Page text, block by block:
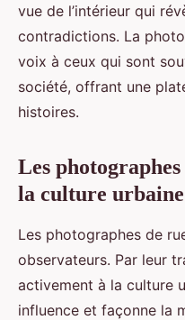
vue de l’intérieur qui
contradictions. La
voix à ceux qui sont
société, offrant une
histoires.
Les
la culture urbaine
Les photographes de
observateurs. Par leur
activement à la culture
influence et façonne la